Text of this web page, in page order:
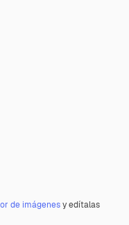
de imágenesy edítalas